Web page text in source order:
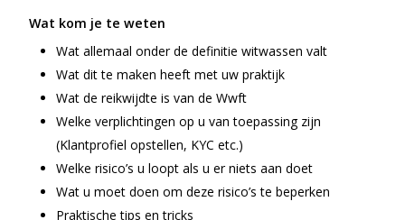
Wat kom je te weten
Wat allemaal onder de definitie witwassen valt
Wat dit te maken heeft met uw praktijk
Wat de reikwijdte is van de Wwft
Welke verplichtingen op u van toepassing zijn
(Klantprofiel opstellen, KYC etc.)
Welke risico’s u loopt als u er niets aan doet
Wat u moet doen om deze risico’s te beperken
Praktische tips en tricks